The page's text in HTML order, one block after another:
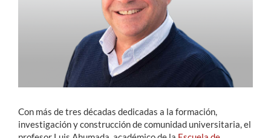
Con más de tres décadas dedicadas a la formación,
investigación y construcción de comunidad universitaria, el